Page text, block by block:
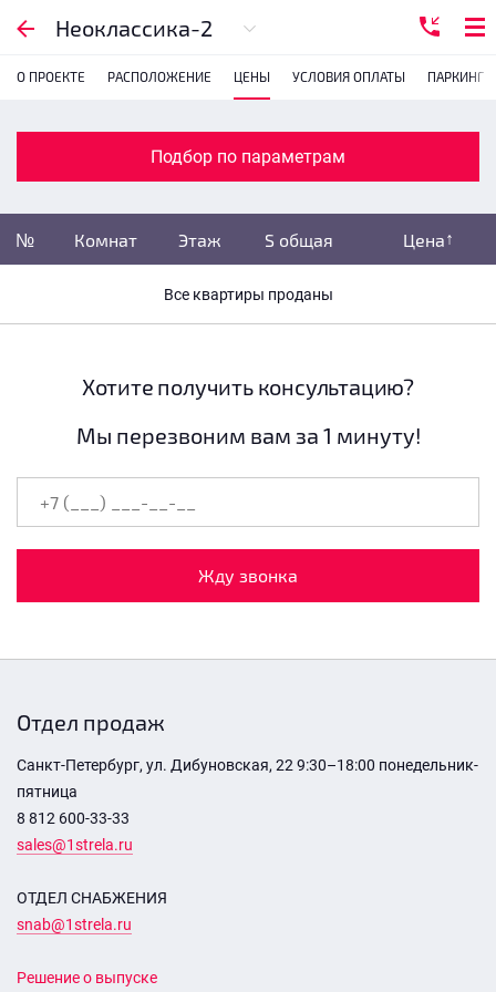
Неоклассика-2
О ПРОЕКТЕ РАСПОЛОЖЕНИЕ ЦЕНЫ УСЛОВИЯ ОПЛАТЫ ПАРКИНГ
Подбор по параметрам
№ Комнат Этаж S общая Цена
Все квартиры проданы
Подбор по параметрам
1
Убрать переуступки
S общая не указана
все этажи
Хотите получить консультацию?
Мы перезвоним вам за 1 минуту!
Жду звонка
Отдел продаж
Санкт-Петербург, ул. Дибуновская, 22 9:30–18:00 понедельник-
пятница
8 812 600-33-33
sales@1strela.ru
ОТДЕЛ СНАБЖЕНИЯ
snab@1strela.ru
Решение о выпуске